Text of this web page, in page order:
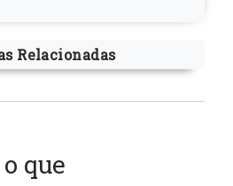
Relacionadas
que